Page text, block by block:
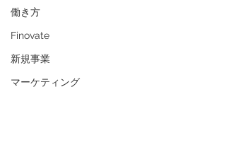
働き方
Finovate
新規事業
マーケティング